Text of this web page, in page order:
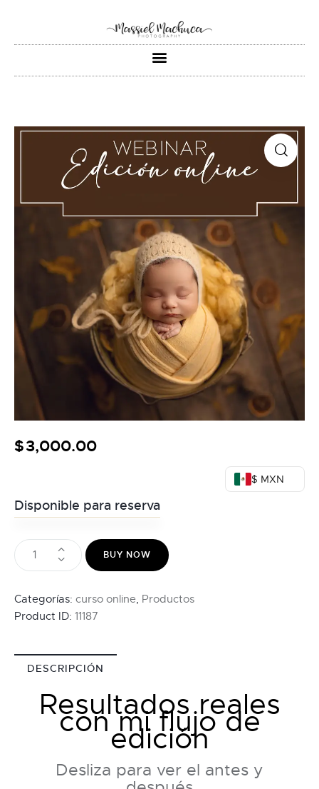
$3,000.00
$ MXN
Disponible para reserva
BUY NOW
Categorías: curso online, Productos
Product ID: 11187
DESCRIPCIÓN
Resultados reales
con mi flujo de
edición
Desliza para ver el antes y